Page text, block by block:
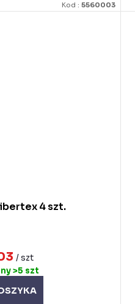
Kod : 5560003
4 szt.
/ szt
>5 szt